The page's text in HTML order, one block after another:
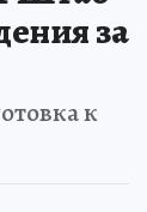
за
к